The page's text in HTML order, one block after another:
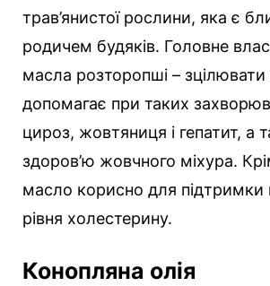
трав’янистої рослини, яка є
родичем будяків. Головне
масла розторопші – зцілювати
допомагає при таких
цироз, жовтяниця і гепатит, а
здоров’ю жовчного міхура.
масло корисно для підтримки
рівня холестерину.
Конопляна олія